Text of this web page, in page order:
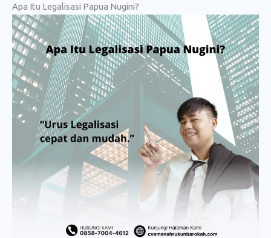
Apa Itu Legalisasi Papua Nugini?